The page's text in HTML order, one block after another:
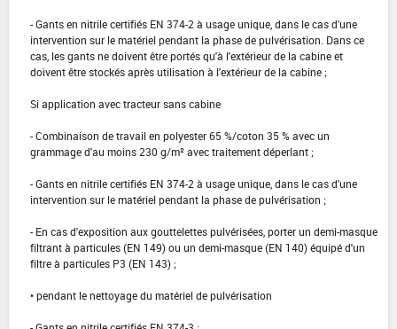
- Gants en nitrile certifiés EN 374-2 à usage unique, dans le cas d'une
intervention sur le matériel pendant la phase de pulvérisation. Dans ce
cas, les gants ne doivent être portés qu'à l'extérieur de la cabine et
doivent être stockés après utilisation à l'extérieur de la cabine ;
Si application avec tracteur sans cabine
- Combinaison de travail en polyester 65 %/coton 35 % avec un
grammage d'au moins 230 g/m² avec traitement déperlant ;
- Gants en nitrile certifiés EN 374-2 à usage unique, dans le cas d'une
intervention sur le matériel pendant la phase de pulvérisation ;
- En cas d'exposition aux gouttelettes pulvérisées, porter un demi-masque
filtrant à particules (EN 149) ou un demi-masque (EN 140) équipé d'un
filtre à particules P3 (EN 143) ;
• pendant le nettoyage du matériel de pulvérisation